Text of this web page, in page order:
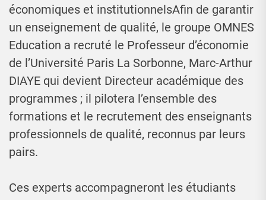
économiques et institutionnelsAfin de garantir
un enseignement de qualité, le groupe OMNES
Education a recruté le Professeur d’économie
de l’Université Paris La Sorbonne, Marc-Arthur
DIAYE qui devient Directeur académique des
programmes ; il pilotera l’ensemble des
formations et le recrutement des enseignants
professionnels de qualité, reconnus par leurs
pairs.
Ces experts accompagneront les étudiants